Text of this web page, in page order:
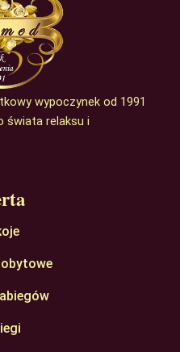
wypoczynek od 1991
świata relaksu i